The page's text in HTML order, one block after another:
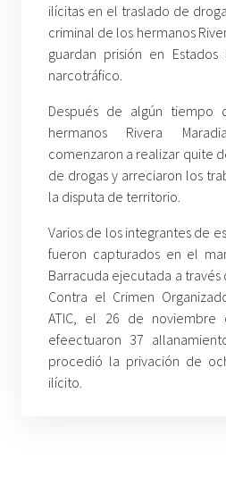
ilícitas en el traslado de
criminal de los hermanos
guardan prisión en Estados
narcotráfico.
Después de algún tiempo
hermanos Rivera
comenzaron a realizar quite
de drogas y arreciaron los
la disputa de territorio.
Varios de los integrantes de
fueron capturados en el
Barracuda ejecutada a través
Contra el Crimen
ATIC, el 26 de noviembre
efeectuaron 37
procedió la privación de
ilícito.